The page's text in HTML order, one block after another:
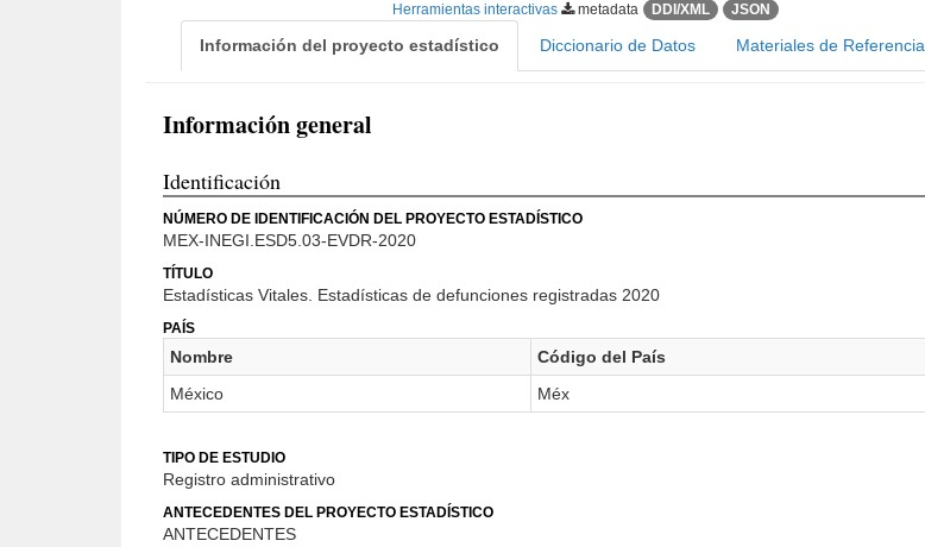
Herramientas interactivas
metadata DDI/XML JSON
Información del proyecto estadístico Diccionario de Datos Materiales de Referencia
Información general
Identificación
NÚMERO DE IDENTIFICACIÓN DEL PROYECTO ESTADÍSTICO
MEX-INEGI.ESD5.03-EVDR-2020
TÍTULO
Estadísticas Vitales. Estadísticas de defunciones registradas 2020
PAÍS
Nombre
Código del País
México
Méx
TIPO DE ESTUDIO
Registro administrativo
ANTECEDENTES DEL PROYECTO ESTADÍSTICO
ANTECEDENTES